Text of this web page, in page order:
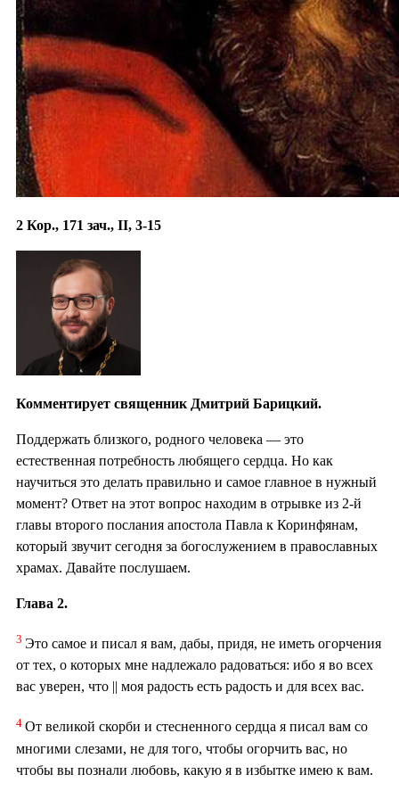
2 Кор., 171 зач., II, 3-15
Комментирует священник Дмитрий Барицкий.
Поддержать близкого, родного человека — это
естественная потребность любящего сердца. Но как
научиться это делать правильно и самое главное в нужный
момент? Ответ на этот вопрос находим в отрывке из 2-й
главы второго послания апостола Павла к Коринфянам,
который звучит сегодня за богослужением в православных
храмах. Давайте послушаем.
Глава 2.
3 Это самое и писал я вам, дабы, придя, не иметь огорчения
от тех, о которых мне надлежало радоваться: ибо я во всех
вас уверен, что || моя радость есть радость и для всех вас.
4 От великой скорби и стесненного сердца я писал вам со
многими слезами, не для того, чтобы огорчить вас, но
чтобы вы познали любовь, какую я в избытке имею к вам.